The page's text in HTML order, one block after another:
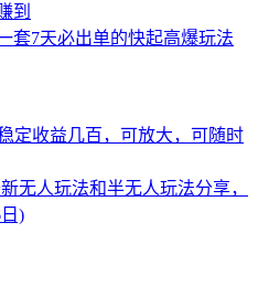
到
套7天必出单的快起高爆玩法
定收益几百，可放大，可随时
无人玩法和半无人玩法分享，
)